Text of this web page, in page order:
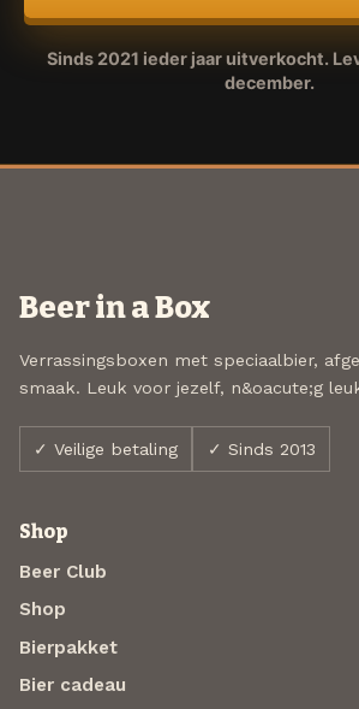
Sinds 2021 ieder jaar uitverkocht.
december.
Beer in a Box
Verrassingsboxen met speciaalbier,
smaak. Leuk voor jezelf, n&oacute;g
✓ Veilige betaling ✓ Sinds 2013
Shop
Beer Club
Shop
Bierpakket
Bier cadeau